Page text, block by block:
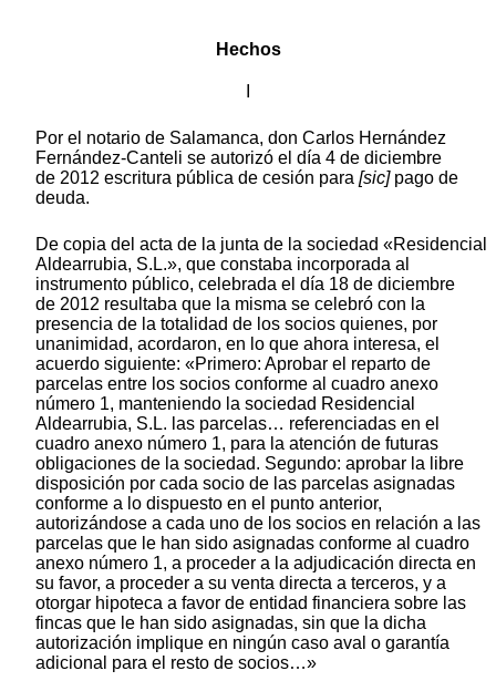
Hechos
Por el notario de Salamanca, don Carlos Hernández
Fernández-Canteli se autorizó el día 4 de diciembre
de 2012 escritura pública de cesión para [sic]pago de
deuda.
De copia del acta de la junta de la sociedad «Residencial
Aldearrubia, S.L.», que constaba incorporada al
instrumento público, celebrada el día 18 de diciembre
de 2012 resultaba que la misma se celebró con la
presencia de la totalidad de los socios quienes, por
unanimidad, acordaron, en lo que ahora interesa, el
acuerdo siguiente: «Primero: Aprobar el reparto de
parcelas entre los socios conforme al cuadro anexo
número 1, manteniendo la sociedad Residencial
Aldearrubia, S.L. las parcelas… referenciadas en el
cuadro anexo número 1, para la atención de futuras
obligaciones de la sociedad. Segundo: aprobar la libre
disposición por cada socio de las parcelas asignadas
conforme a lo dispuesto en el punto anterior,
autorizándose a cada uno de los socios en relación a las
parcelas que le han sido asignadas conforme al cuadro
anexo número 1, a proceder a la adjudicación directa en
su favor, a proceder a su venta directa a terceros, y a
otorgar hipoteca a favor de entidad financiera sobre las
fincas que le han sido asignadas, sin que la dicha
autorización implique en ningún caso aval o garantía
adicional para el resto de socios…»